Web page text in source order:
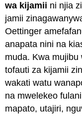
wa kijamii ni njia
jamii
Oettinger
anapata nini na
muda. Kwa mujibu
tofauti za kijamii
wakati watu
na mwelekeo
mapato, utajiri,